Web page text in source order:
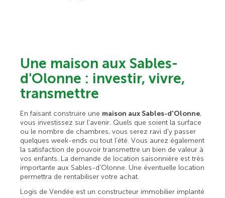
Une maison aux Sables-
d'Olonne : investir, vivre,
transmettre
En faisant construire une maison aux Sables-d'Olonne,
vous investissez sur l'avenir. Quels que soient la surface
ou le nombre de chambres, vous serez ravi d'y passer
quelques week-ends ou tout l'été. Vous aurez également
la satisfaction de pouvoir transmettre un bien de valeur à
vos enfants. La demande de location saisonnière est très
importante aux Sables-d'Olonne. Une éventuelle location
permettra de rentabiliser votre achat.
Logis de Vendée est un constructeur immobilier implanté